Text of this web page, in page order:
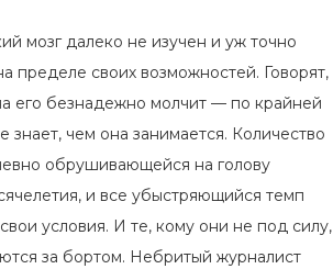
мозг далеко не изучен и уж точно
пределе своих возможностей. Говорят,
его безнадежно молчит — по крайней
знает, чем она занимается. Количество
обрушивающейся на голову
и все убыстряющийся темп
условия. И те, кому они не под силу,
за бортом. Небритый журналист